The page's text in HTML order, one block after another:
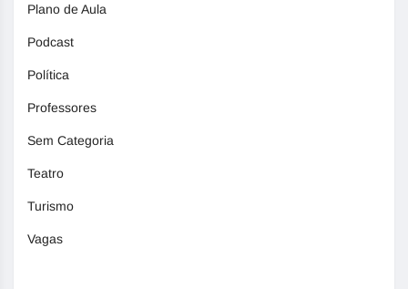
Plano de Aula
Podcast
Política
Professores
Sem Categoria
Teatro
Turismo
Vagas